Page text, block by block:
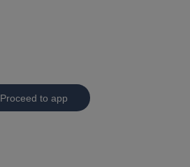
Proceed to app